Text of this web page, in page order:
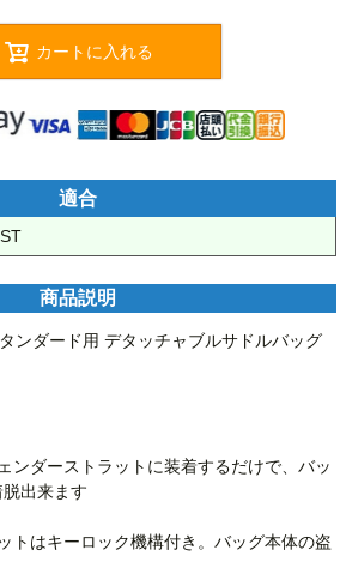
カートに入れる
適合
商品説明
ンダード用 デタッチャブルサドルバッグ
ンダーストラットに装着するだけで、バッ
出来ます
トはキーロック機構付き。バッグ本体の盗